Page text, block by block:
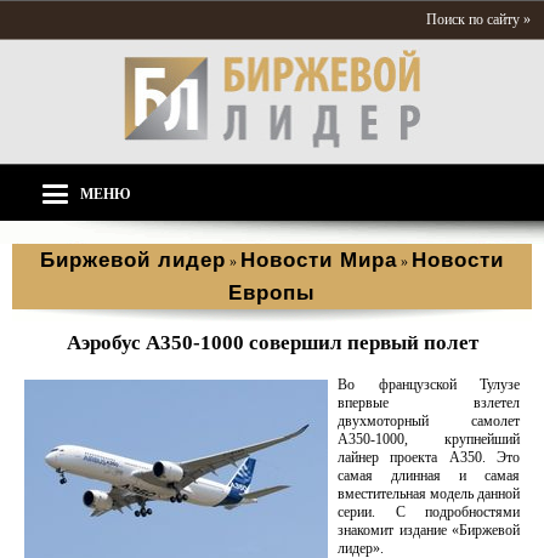
Поиск по сайту »
МЕНЮ
Биржевой лидер » Новости Мира » Новости
Европы
Аэробус A350-1000 совершил первый полет
Во французской Тулузе
впервые взлетел
двухмоторный самолет
A350-1000, крупнейший
лайнер проекта A350. Это
самая длинная и самая
вместительная модель данной
серии. С подробностями
знакомит издание «Биржевой
лидер».